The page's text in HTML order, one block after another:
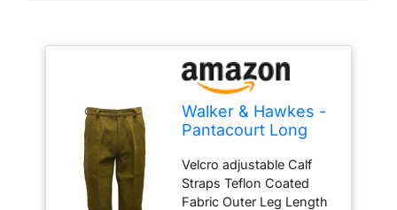
Walker & Hawkes -
Pantacourt Long
- Tweed - Chasse -
Sauge foncé - W36
Velcro adjustable Calf
Straps Teflon Coated
Fabric Outer Leg Length